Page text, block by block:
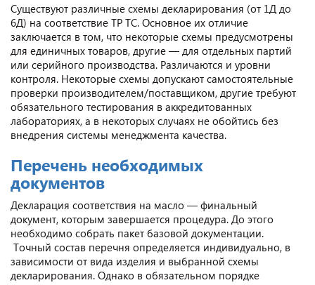
Существуют различные схемы декларирования (от 1Д до
6Д) на соответствие ТР ТС. Основное их отличие
заключается в том, что некоторые схемы предусмотрены
для единичных товаров, другие — для отдельных партий
или серийного производства. Различаются и уровни
контроля. Некоторые схемы допускают самостоятельные
проверки производителем/поставщиком, другие требуют
обязательного тестирования в аккредитованных
лабораториях, а в некоторых случаях не обойтись без
внедрения системы менеджмента качества.
Перечень необходимых
документов
Декларация соответствия на масло — финальный
документ, которым завершается процедура. До этого
необходимо собрать пакет базовой документации.
Точный состав перечня определяется индивидуально, в
зависимости от вида изделия и выбранной схемы
декларирования. Однако в обязательном порядке